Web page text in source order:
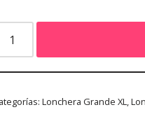
Lonchera Grande XL,